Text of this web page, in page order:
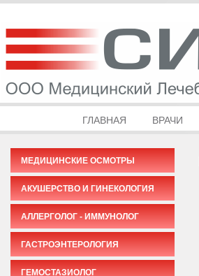
ГЛАВНАЯ ВРАЧИ
МЕДИЦИНСКИЕ ОСМОТРЫ
АКУШЕРСТВО И ГИНЕКОЛОГИЯ
АЛЛЕРГОЛОГ - ИММУНОЛОГ
ГАСТРОЭНТЕРОЛОГИЯ
ГЕМОСТАЗИОЛОГ